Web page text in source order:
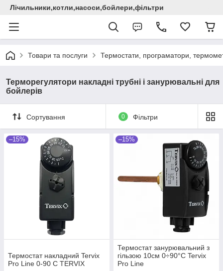
Лічильники,котли,насоси,бойлери,фільтри
Товари та послуги Термостати, програматори,
Терморегулятори накладні трубні і занурювальні для
бойлерів
Сортування 0 Фільтри
–15%
Термостат накладний Tervix
Pro Line 0-90 C TERVIX
–15%
Термостат занурювальний з
гільзою 10см 0÷90°C Tervix
Pro Line